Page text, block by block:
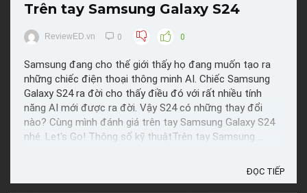
Trên tay Samsung Galaxy S24
ReviewED.vn 0 0
Samsung đang cho thế giới thấy họ đang muốn tạo ra
những chiếc điện thoại thông minh AI. Chiếc Samsung
Galaxy S24 ra đời cho thấy điều đó với rất nhiều tính
năng AI mới được ra đời. Vậy S24 có những thay đổi
nào? Cùng mình đánh giá trên tay Samsung Galaxy S24
nhé. Let's Go! Thông số kỹ thuậtTrên tay Samsung ...
ĐỌC TIẾP